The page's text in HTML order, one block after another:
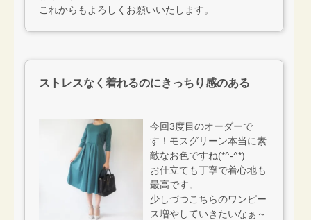
これからもよろしくお願いいたします。
ストレスなく着れるのにきっちり感のある
今回3度目のオーダーで
す！モスグリーン本当に素
敵なお色ですね(*^-^*)
お仕立ても丁寧で着心地も
最高です。
少しづつこちらのワンピー
ス増やしていきたいなぁ～